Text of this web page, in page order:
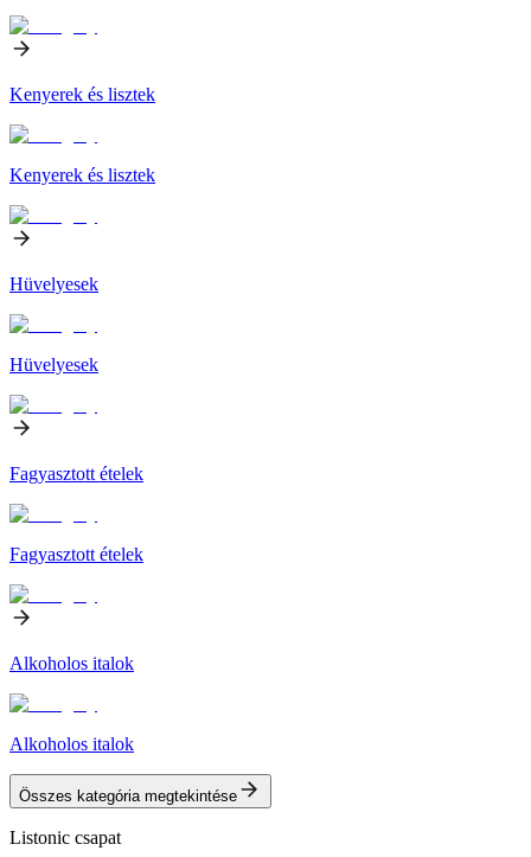
Kenyerek és lisztek
Kenyerek és lisztek
Hüvelyesek
Hüvelyesek
Fagyasztott ételek
Fagyasztott ételek
Alkoholos italok
Alkoholos italok
Összes kategória megtekintése
Listonic csapat